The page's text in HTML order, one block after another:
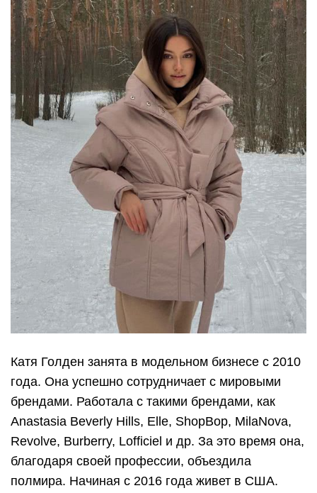
Катя Голден занята в модельном бизнесе с 2010
года. Она успешно сотрудничает с мировыми
брендами. Работала с такими брендами, как
Anastasia Beverly Hills, Elle, ShopBop, MilaNova,
Revolve, Burberry, Lofficiel и др. За это время она,
благодаря своей профессии, объездила
полмира. Начиная с 2016 года живет в США.